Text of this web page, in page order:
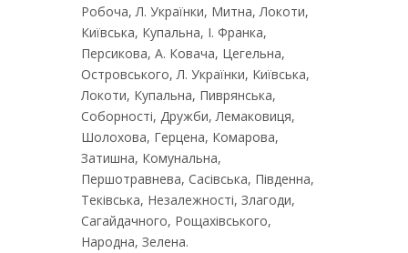
Робоча, Л. Українки, Митна, Локоти,
Київська, Купальна, І. Франка,
Персикова, А. Ковача, Цегельна,
Островського, Л. Українки, Київська,
Локоти, Купальна, Пиврянська,
Соборності, Дружби, Лемаковиця,
Шолохова, Герцена, Комарова,
Затишна, Комунальна,
Першотравнева, Сасівська, Південна,
Теківська, Незалежності, Злагоди,
Сагайдачного, Рощахівського,
Народна, Зелена.